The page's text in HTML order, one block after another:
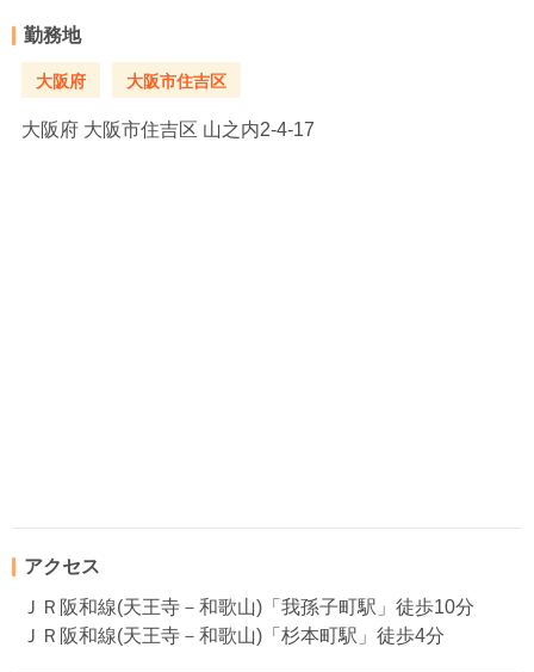
勤務地
大阪府 大阪市住吉区
大阪府 大阪市住吉区 山之内2-4-17
アクセス
ＪＲ阪和線(天王寺－和歌山)「我孫子町駅」徒歩10分
ＪＲ阪和線(天王寺－和歌山)「杉本町駅」徒歩4分